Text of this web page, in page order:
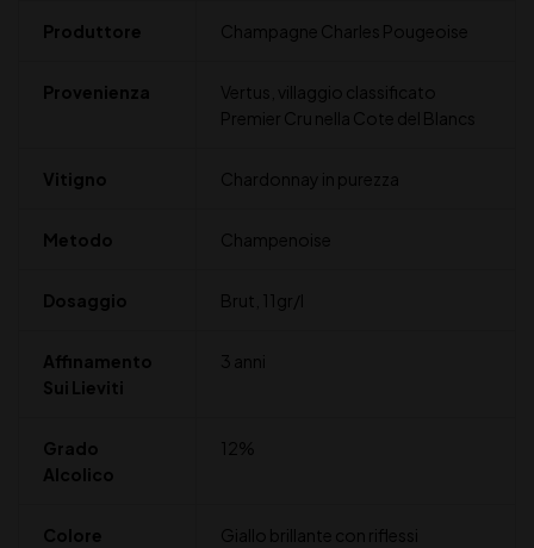
Produttore Champagne Charles Pougeoise
Provenienza
Vertus, villaggio classificato
Premier Cru nella Cote del Blancs
Vitigno Chardonnay in purezza
Metodo Champenoise
Dosaggio Brut, 11gr/l
Affinamento
Sui Lieviti
3 anni
Grado
Alcolico
12%
Colore
Giallo brillante con riflessi